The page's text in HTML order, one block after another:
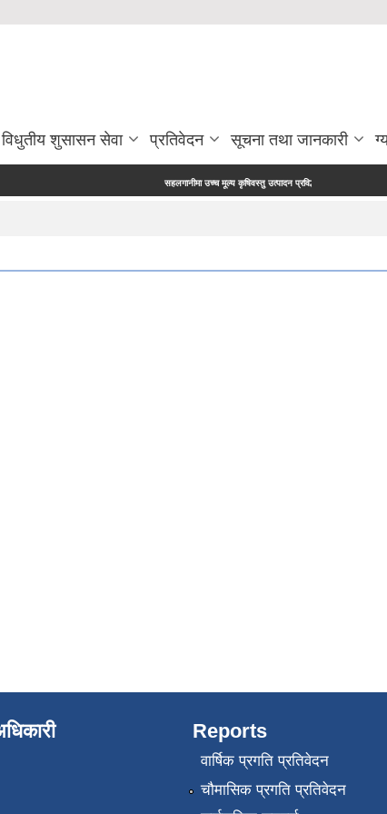
विधुतीय शुसासन सेवा प्रतिवेदन सूचना तथा जानकारी
सहलगानीमा उच्च मूल्य कृषिवस्तु उत्पादन प्रविर्द्धन कार्यक्रममा आशय निवेदन
Reports
वार्षिक प्रगति प्रतिवेदन
चौमासिक प्रगति प्रतिवेदन